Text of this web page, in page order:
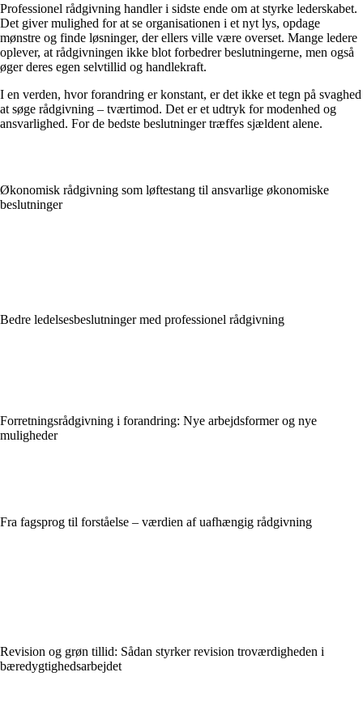
Professionel rådgivning handler i sidste ende om at styrke lederskabet.
Det giver mulighed for at se organisationen i et nyt lys, opdage
mønstre og finde løsninger, der ellers ville være overset. Mange ledere
oplever, at rådgivningen ikke blot forbedrer beslutningerne, men også
øger deres egen selvtillid og handlekraft.
I en verden, hvor forandring er konstant, er det ikke et tegn på svaghed
at søge rådgivning – tværtimod. Det er et udtryk for modenhed og
ansvarlighed. For de bedste beslutninger træffes sjældent alene.
Økonomisk rådgivning som løftestang til ansvarlige økonomiske
beslutninger
Bedre ledelsesbeslutninger med professionel rådgivning
Forretningsrådgivning i forandring: Nye arbejdsformer og nye
muligheder
Fra fagsprog til forståelse – værdien af uafhængig rådgivning
Revision og grøn tillid: Sådan styrker revision troværdigheden i
bæredygtighedsarbejdet